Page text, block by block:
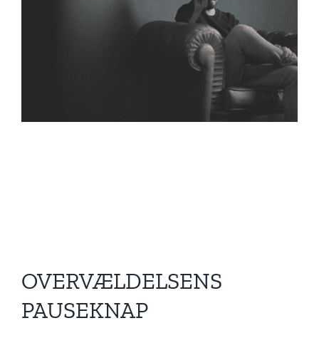
OVERVÆLDELSENS
PAUSEKNAP